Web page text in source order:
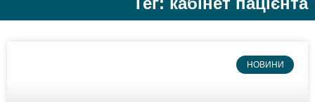
НОВИНИ